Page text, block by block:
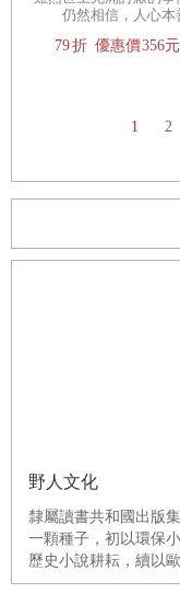
人權與良知】(專家監
音版)
仍然相信，人心本
79折 優惠價356元
1 2
野人文化
隸屬讀書共和國出版
一顆種子，初以環保
歷史小說耕耘，續以